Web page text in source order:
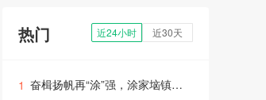
热门 近24小时 近30天
1 奋楫扬帆再“涂”强，涂家垴镇党委率领离退休老干党支部在斗山红色教育基地开展“七一”活动